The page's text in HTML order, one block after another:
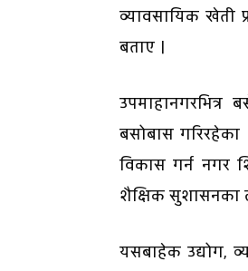
व्यावसायिक खेती
बताए ।
बसोबास
विकास गर्न नगर
शैक्षिक सुशासनका
यसबाहेक उद्योग,